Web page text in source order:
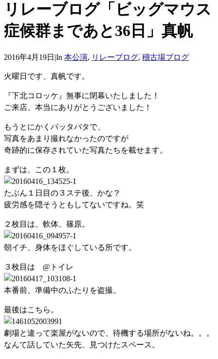
リレーブログ「ビッグマウス
症候群まであと36日」真帆
2016年4月19日 |In 本公演, リレーブログ, 稽古場ブログ
火曜日です、真帆です。
『下北コロッケ』無事に閉幕いたしました！
ご来店、本当にありがとうございました！
もうとにかくバッタバタで、
写真をあまり撮れなかったのですが
奇跡的に保存されていた写真たちを載せます。
まずは、この１枚。
たぶん１日目の３ステ後、かな？
疲労感を隠そうともしてないですね。笑
２枚目は、軟体、篠原。
朝イチ、身体をほぐしている所です。
３枚目は @トイレ
本番前、準備中のふたりを盗撮。
最後はこちら。
劇場と違って楽屋がないので、待機する場所がないね。。。
なんて話していた矢先、見つけたスペース。